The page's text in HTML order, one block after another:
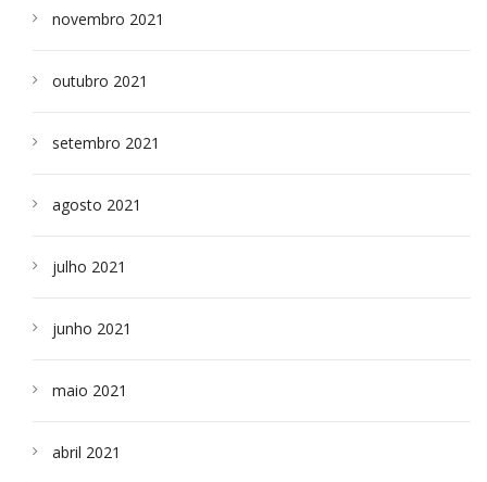
novembro 2021
outubro 2021
setembro 2021
agosto 2021
julho 2021
junho 2021
maio 2021
abril 2021